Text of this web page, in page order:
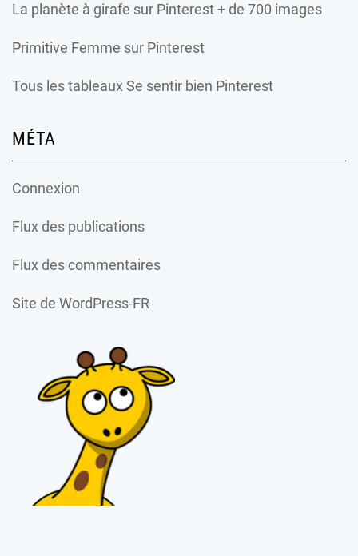
La planète à girafe sur Pinterest + de 700 images
Primitive Femme sur Pinterest
Tous les tableaux Se sentir bien Pinterest
MÉTA
Connexion
Flux des publications
Flux des commentaires
Site de WordPress-FR